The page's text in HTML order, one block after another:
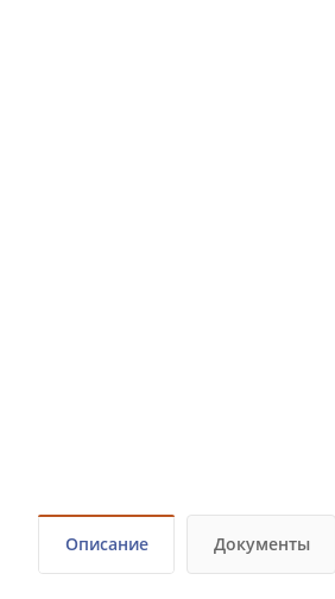
Описание Документы